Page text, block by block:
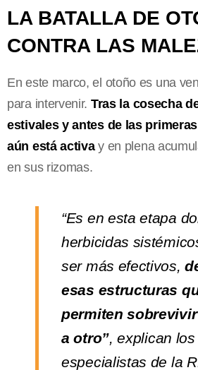
LA BATALLA DE
CONTRA LAS
En este marco, el otoño es una
para intervenir. Tras la cosecha
estivales y antes de las
aún está activay en plena
en sus rizomas.
“Es en esta etapa
herbicidas
ser más efectivos,
esas estructuras
permiten
a otro”, explican los
especialistas de la